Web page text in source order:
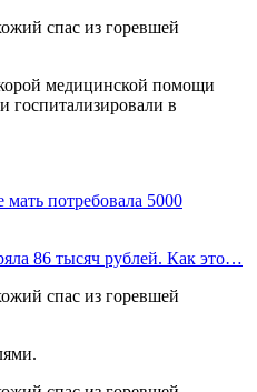
медицинской помощи
госпитализировали в
мать потребовала 5000
86 тысяч рублей. Как это…